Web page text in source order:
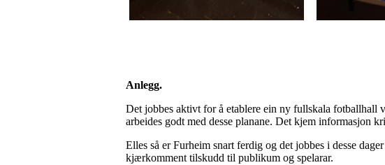
Anlegg.
Det jobbes aktivt for å etablere ein ny fullskala fotballhall
arbeides godt med desse planane. Det kjem informasjon
Elles så er Furheim snart ferdig og det jobbes i desse
kjærkomment tilskudd til publikum og spelarar.